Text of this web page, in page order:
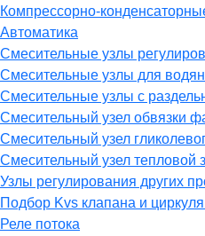
Компрессорно-
Автоматика
Смесительные узлы
Смесительные узлы для
Смесительные узлы с
Смесительный узел обвязки
Смесительный узел
Смесительный узел тепловой
Узлы регулирования других
Подбор Kvs клапана и
Реле потока